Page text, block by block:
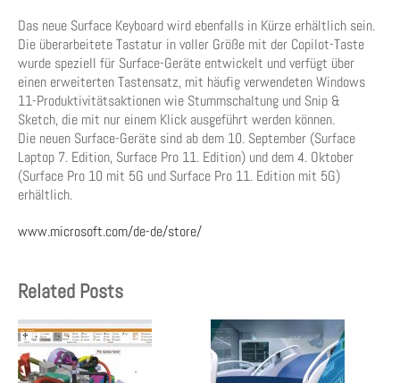
Das neue Surface Keyboard wird ebenfalls in Kürze erhältlich sein.
Die überarbeitete Tastatur in voller Größe mit der Copilot-Taste
wurde speziell für Surface-Geräte entwickelt und verfügt über
einen erweiterten Tastensatz, mit häufig verwendeten Windows
11-Produktivitätsaktionen wie Stummschaltung und Snip &
Sketch, die mit nur einem Klick ausgeführt werden können.
Die neuen Surface-Geräte sind ab dem 10. September (Surface
Laptop 7. Edition, Surface Pro 11. Edition) und dem 4. Oktober
(Surface Pro 10 mit 5G und Surface Pro 11. Edition mit 5G)
erhältlich.
www.microsoft.com/de-de/store/
Related Posts